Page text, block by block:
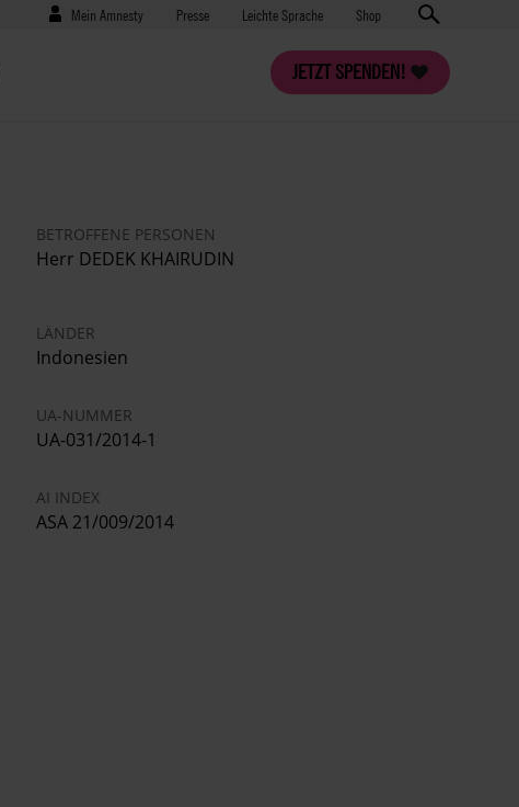
Benutzermenü
Mein Amnesty Presse
Presse Leichte Sprache Shop
JETZT SPENDEN!
BETROFFENE PERSONEN
Herr DEDEK KHAIRUDIN
LÄNDER
Indonesien
UA-NUMMER
UA-031/2014-1
AI INDEX
ASA 21/009/2014